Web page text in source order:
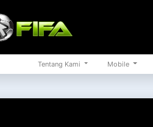
Tentang Kami Mobile